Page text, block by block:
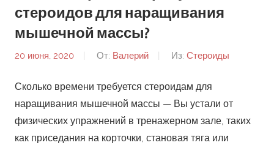
стероидов для наращивания
мышечной массы?
20 июня, 2020 От: Валерий Из: Стероиды
Сколько времени требуется стероидам для
наращивания мышечной массы — Вы устали от
физических упражнений в тренажерном зале, таких
как приседания на корточки, становая тяга или